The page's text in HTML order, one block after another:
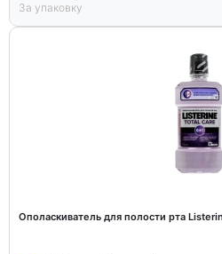
За упаковку
Ополаскиватель для полости рта